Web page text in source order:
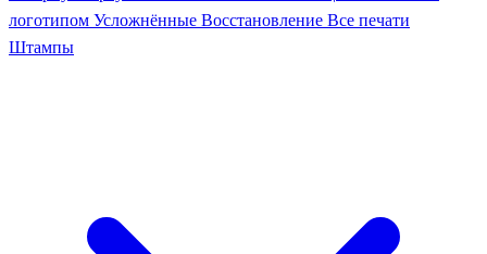
логотипом Усложнённые Восстановление Все печати
Штампы